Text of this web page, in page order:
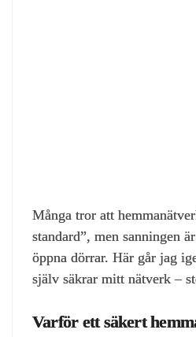
Många tror att
standard”, men sanningen
öppna dörrar. Här går jag
själv säkrar mitt nätverk –
Varför ett säkert